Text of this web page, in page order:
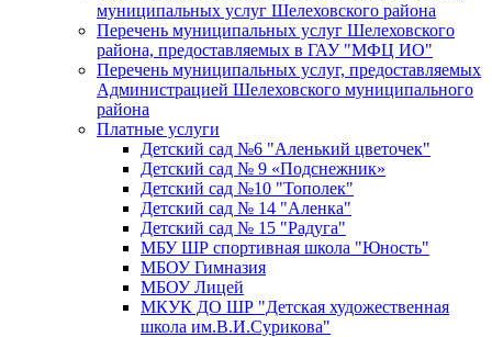
муниципальных услуг Шелеховского района
Перечень муниципальных услуг Шелеховского
района, предоставляемых в ГАУ "МФЦ ИО"
Перечень муниципальных услуг, предоставляемых
Администрацией Шелеховского муниципального
района
Платные услуги
Детский сад №6 "Аленький цветочек"
Детский сад № 9 «Подснежник»
Детский сад №10 "Тополек"
Детский сад № 14 "Аленка"
Детский сад № 15 "Радуга"
МБУ ШР спортивная школа "Юность"
МБОУ Гимназия
МБОУ Лицей
МКУК ДО ШР "Детская художественная
школа им.В.И.Сурикова"